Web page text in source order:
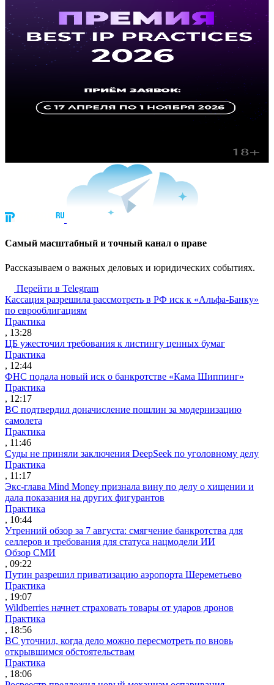
Cамый масштабный и точный канал о праве
Рассказываем о важных деловых и юридических событиях.
Перейти в Telegram
Кассация разрешила рассмотреть в РФ иск к «Альфа-Банку»
по еврооблигациям
Практика
, 13:28
ЦБ ужесточил требования к листингу ценных бумаг
Практика
, 12:44
ФНС подала новый иск о банкротстве «Кама Шиппинг»
Практика
, 12:17
ВС подтвердил доначисление пошлин за модернизацию
самолета
Практика
, 11:46
Суды не приняли заключения DeepSeek по уголовному делу
Практика
, 11:17
Экс-глава Mind Money признала вину по делу о хищении и
дала показания на других фигурантов
Практика
, 10:44
Утренний обзор за 7 августа: смягчение банкротства для
селлеров и требования для статуса нацмодели ИИ
Обзор СМИ
, 09:22
Путин разрешил приватизацию аэропорта Шереметьево
Практика
, 19:07
Wildberries начнет страховать товары от ударов дронов
Практика
, 18:56
ВС уточнил, когда дело можно пересмотреть по вновь
открывшимся обстоятельствам
Практика
, 18:06